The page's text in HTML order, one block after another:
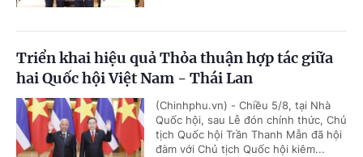
Triển khai hiệu quả Thỏa thuận hợp tác giữa
hai Quốc hội Việt Nam - Thái Lan
(Chinhphu.vn) - Chiều 5/8, tại Nhà
Quốc hội, sau Lễ đón chính thức, Chủ
tịch Quốc hội Trần Thanh Mẫn đã hội
đàm với Chủ tịch Quốc hội kiêm...